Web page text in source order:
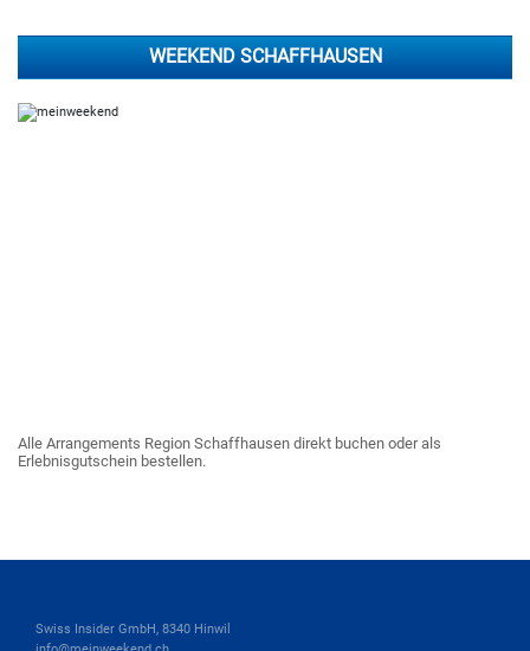
WEEKEND SCHAFFHAUSEN
Alle Arrangements Region Schaffhausen direkt buchen oder als
Erlebnisgutschein bestellen.
Swiss Insider GmbH, 8340 Hinwil